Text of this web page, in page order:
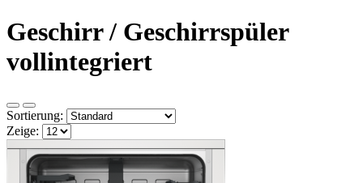
Geschirr / Geschirrspüler
vollintegriert
Sortierung:
Zeige: